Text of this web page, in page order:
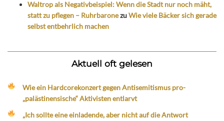
Waltrop als Negativbeispiel: Wenn die Stadt nur noch mäht,
statt zu pflegen – RuhrbaronezuWie viele Bäcker sich gerade
selbst entbehrlich machen
Aktuell oft gelesen
Wie ein Hardcorekonzert gegen Antisemitismus pro-
„palästinensische“ Aktivisten entlarvt
„Ich sollte eine einladende, aber nicht auf die Antwort